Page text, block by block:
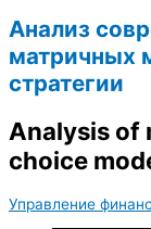
Анализ
матричных
стратегии
Analysis of
choice
Управление